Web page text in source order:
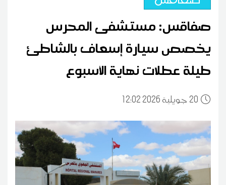
صفاقس: مستشفى المحرس
يخصص سيارة إسعاف بالشاطئ
طيلة عطلات نهاية الأسبوع
20 12:02 2026 جويلية